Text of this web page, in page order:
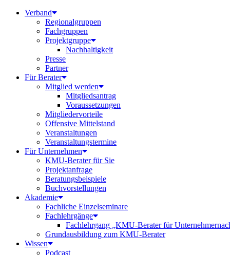
Verband
Regionalgruppen
Fachgruppen
Projektgruppe
Nachhaltigkeit
Presse
Partner
Für Berater
Mitglied werden
Mitgliedsantrag
Voraussetzungen
Mitgliedervorteile
Offensive Mittelstand
Veranstaltungen
Veranstaltungstermine
Für Unternehmen
KMU-Berater für Sie
Projektanfrage
Beratungsbeispiele
Buchvorstellungen
Akademie
Fachliche Einzelseminare
Fachlehrgänge
Fachlehrgang „KMU-Berater für
Grundausbildung zum KMU-Berater
Wissen
Podcast